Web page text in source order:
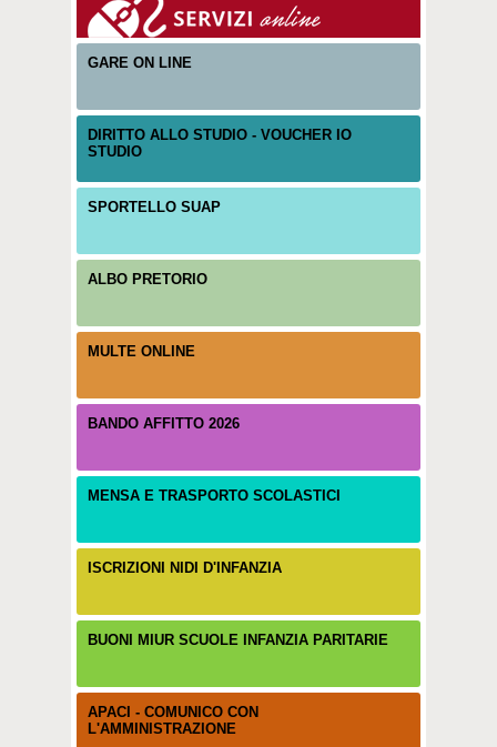
GARE ON LINE
DIRITTO ALLO STUDIO - VOUCHER IO
STUDIO
SPORTELLO SUAP
ALBO PRETORIO
MULTE ONLINE
BANDO AFFITTO 2026
MENSA E TRASPORTO SCOLASTICI
ISCRIZIONI NIDI D'INFANZIA
BUONI MIUR SCUOLE INFANZIA PARITARIE
APACI - COMUNICO CON
L'AMMINISTRAZIONE